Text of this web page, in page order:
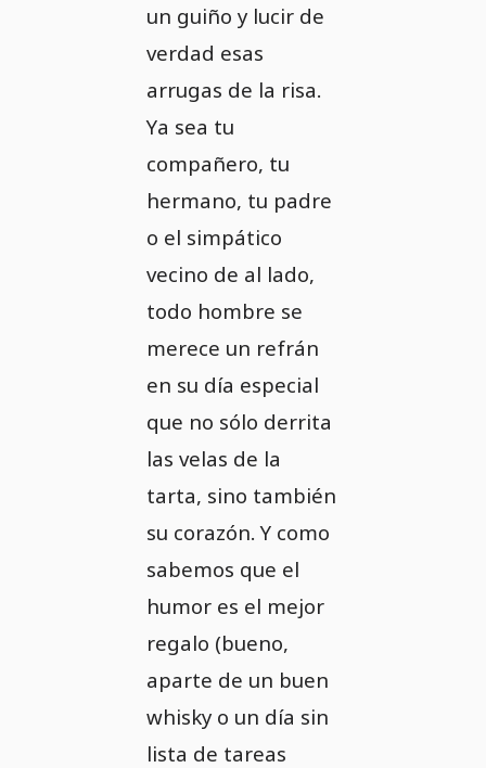
un guiño y lucir de
verdad esas
arrugas de la risa.
Ya sea tu
compañero, tu
hermano, tu padre
o el simpático
vecino de al lado,
todo hombre se
merece un refrán
en su día especial
que no sólo derrita
las velas de la
tarta, sino también
su corazón. Y como
sabemos que el
humor es el mejor
regalo (bueno,
aparte de un buen
whisky o un día sin
lista de tareas